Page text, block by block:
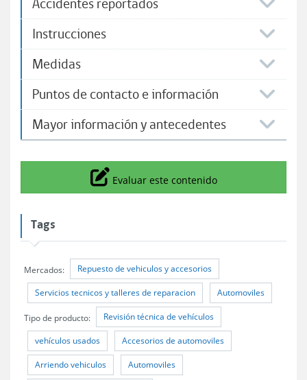
Accidentes reportados
Instrucciones
Medidas
Puntos de contacto e información
Mayor información y antecedentes
Icono
Evaluar este contenido
Tags
Mercados: Repuesto de vehiculos y accesorios
Servicios tecnicos y talleres de reparacion Automoviles
Tipo de producto: Revisión técnica de vehículos
vehículos usados Accesorios de automoviles
Arriendo vehiculos Automoviles